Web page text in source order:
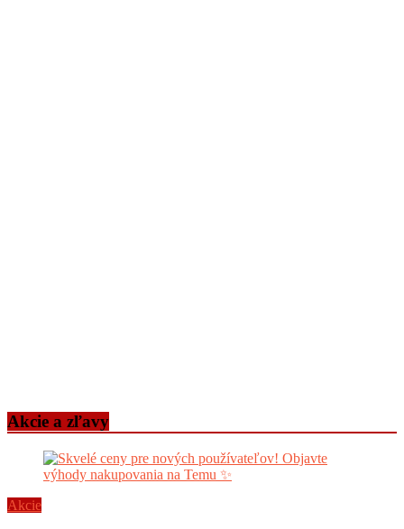
Akcie a zľavy
Akcie